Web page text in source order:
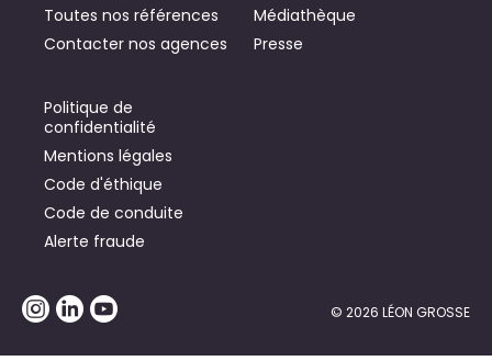
Toutes nos références
Contacter nos agences
Médiathèque
Presse
Politique de
confidentialité
Mentions légales
Code d'éthique
Code de conduite
Alerte fraude
© 2026 LÉON GROSSE